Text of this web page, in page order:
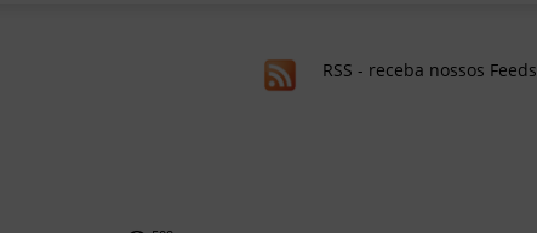
RSS - receba nossos Feeds